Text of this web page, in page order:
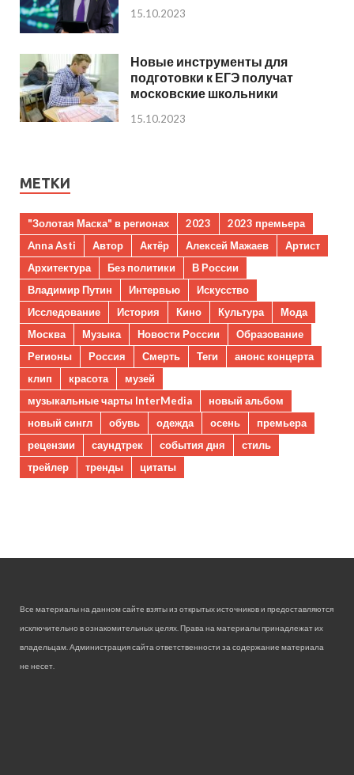
15.10.2023
Новые инструменты для
подготовки к ЕГЭ получат
московские школьники
15.10.2023
МЕТКИ
"Золотая Маска" в регионах 2023
2023 премьера
Anna Asti
Автор Актёр Алексей Мажаев
Артист
Архитектура
Без политики
В России
Владимир Путин
Интервью
Искусство
Исследование
История Кино Культура
Мода
Москва
Музыка Новости России
Образование
Регионы
Россия Смерть Теги
анонс концерта
клип
красота
музей
музыкальные чарты InterMedia
новый альбом
новый сингл
обувь одежда осень
премьера
рецензии
саундтрек события дня
стиль
трейлер
тренды цитаты
Все материалы на данном сайте взяты из открытых источников и предоставляются
исключительно в ознакомительных целях. Права на материалы принадлежат их
владельцам. Администрация сайта ответственности за содержание материала
не несет.